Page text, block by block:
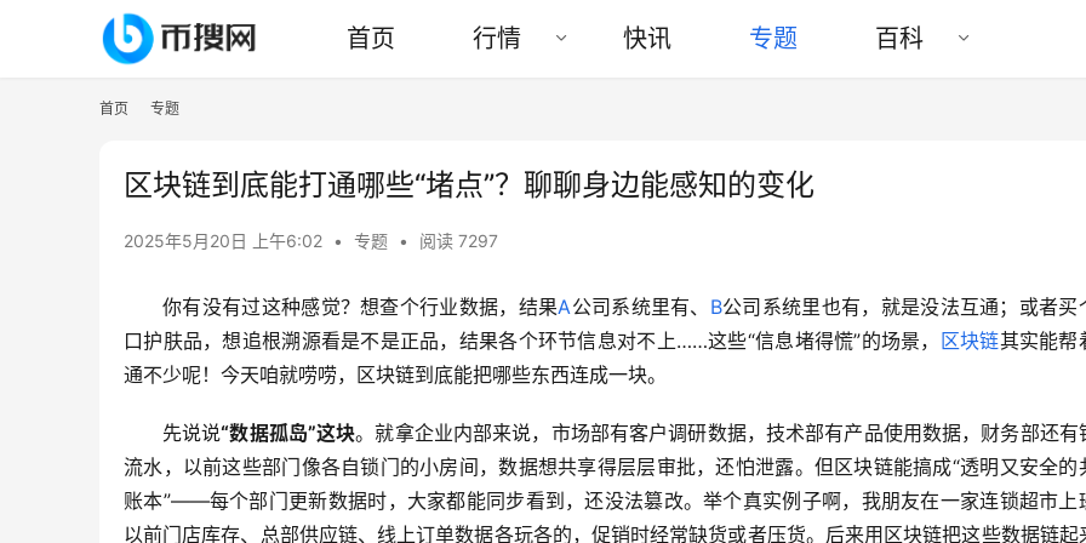
首页 行情 快讯 专题 百科
首页 专题
区块链到底能打通哪些“堵点”？聊聊身边能感知的变化
2025年5月20日 上午6:02 • 专题 • 阅读 7297
你有没有过这种感觉？想查个行业数据，结果A公司系统里有、 B公司系统里也有，就是没法互通；或者买
口护肤品，想追根溯源看是不是正品，结果各个环节信息对不上……这些“信息堵得慌”的场景，
区块链其实能帮
通不少呢！今天咱就唠唠，区块链到底能把哪些东西连成一块。
先说说“数据孤岛”这块。就拿企业内部来说，市场部有客户调研数据，技术部有产品使用数据，财务部还有
流水，以前这些部门像各自锁门的小房间，数据想共享得层层审批，还怕泄露。但区块链能搞成“透明又安全的
账本”——每个部门更新数据时，大家都能同步看到，还没法篡改。举个真实例子啊，我朋友在一家连锁超市上
以前门店库存、总部供应链、线上订单数据各玩各的，促销时经常缺货或者压货。后来用区块链把这些数据链起